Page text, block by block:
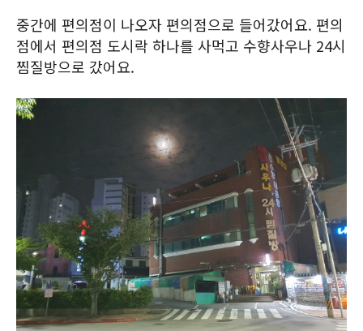
중간에 편의점이 나오자 편의점으로 들어갔어요. 편의
점에서 편의점 도시락 하나를 사먹고 수향사우나 24시
찜질방으로 갔어요.